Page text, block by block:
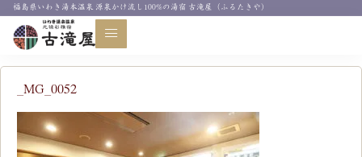
福島県いわき湯本温泉 源泉かけ流し100%の湯宿 古滝屋（ふるたきや）
_MG_0052